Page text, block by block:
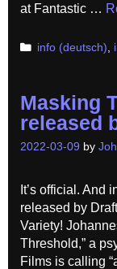
at Fantastic …
Categories
info (deutsch)
Masking
released
2022-03-09 by
It’s official. And
released by
Variety!
Threshold,” a
Films is calling